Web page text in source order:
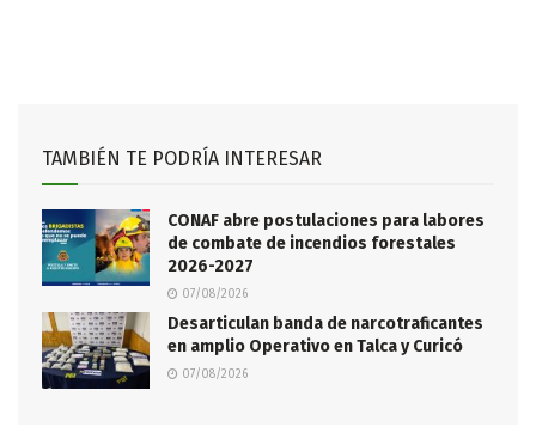
TAMBIÉN TE PODRÍA INTERESAR
CONAF abre postulaciones para labores
de combate de incendios forestales
2026-2027
07/08/2026
Desarticulan banda de narcotraficantes
en amplio Operativo en Talca y Curicó
07/08/2026